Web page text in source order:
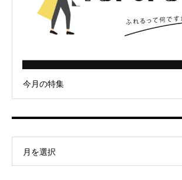
今月の特集
月を選択